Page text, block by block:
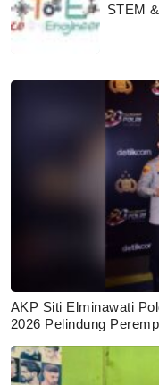
STEM
AKP Siti Elminawati
2026 Pelindung